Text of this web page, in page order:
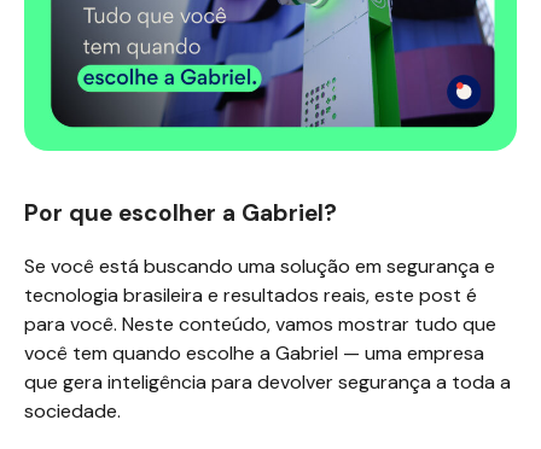
Por que escolher a Gabriel?
Se você está buscando uma solução em segurança e
tecnologia brasileira e resultados reais, este post é
para você. Neste conteúdo, vamos mostrar tudo que
você tem quando escolhe a Gabriel — uma empresa
que gera inteligência para devolver segurança a toda a
sociedade.